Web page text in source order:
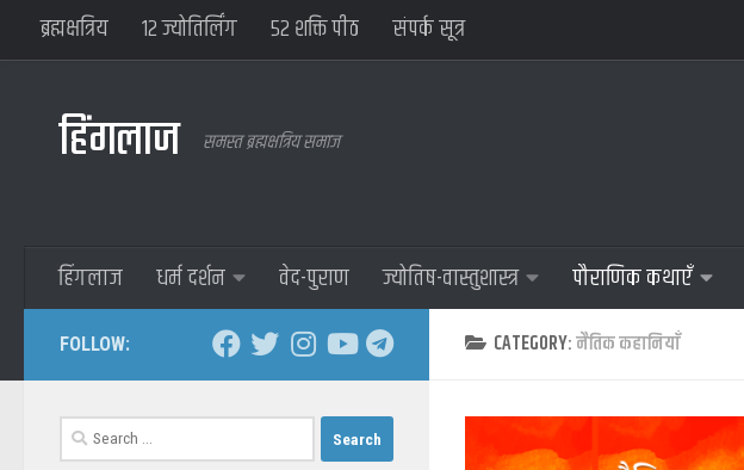
ब्रह्मक्षत्रिय १२ ज्योतिर्लिंग ५२ शक्ति पीठ संपर्क सूत्र
हिंगलाज समस्त ब्रह्मक्षत्रिय समाज
हिंगलाज धर्म दर्शन वेद-पुराण ज्योतिष-वास्तुशास्त्र पौराणिक कथाएँ
CATEGORY:नैतिक कहानियाँ
FOLLOW:
Search
for: